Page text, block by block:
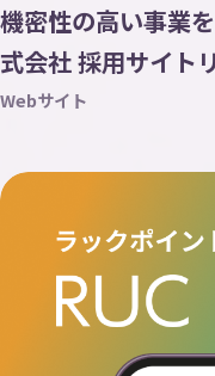
機密性の高い事業
式会社 採用サイト
Webサイト